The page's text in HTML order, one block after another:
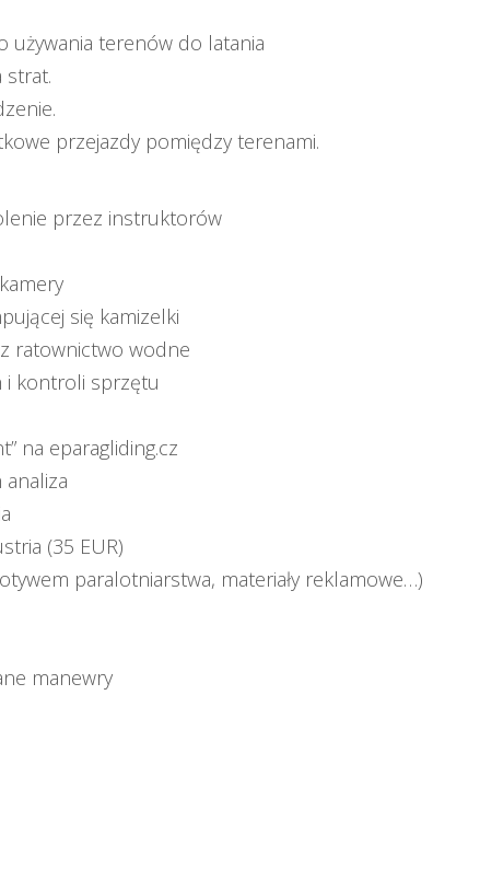
używania terenów do latania
strat.
przejazdy pomiędzy terenami.
przez instruktorów
się kamizelki
ratownictwo wodne
i kontroli sprzętu
na eparagliding.cz
(35 EUR)
paralotniarstwa, materiały reklamowe…)
manewry